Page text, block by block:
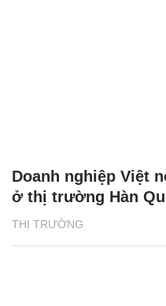
THỊ TRƯỜNG
Doanh nghiệp Việt
ở thị trường Hàn